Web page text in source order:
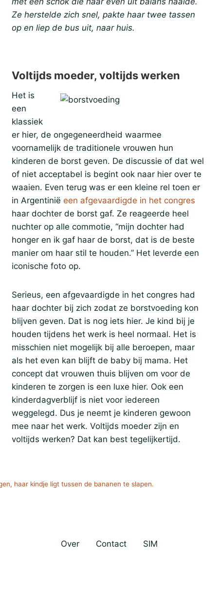
Ze herstelde zich snel, pakte haar twee tassen
op en liep de bus uit, naar huis.
Voltijds moeder, voltijds werken
Het is
een
klassiek
er hier, de ongegeneerdheid waarmee
voornamelijk de traditionele vrouwen hun
kinderen de borst geven. De discussie of dat wel
of niet acceptabel is begint ook naar hier over te
waaien. Even terug was er een kleine rel toen er
in Argentinië een afgevaardigde in het congres
haar dochter de borst gaf. Ze reageerde heel
nuchter op alle commotie, “mijn dochter had
honger en ik gaf haar de borst, dat is de beste
manier om haar stil te houden.” Het leverde een
iconische foto op.
Serieus, een afgevaardigde in het congres had
haar dochter bij zich zodat ze borstvoeding kon
blijven geven. Dat is nog iets hier. Je kind bij je
houden tijdens het werk is heel normaal. Het is
misschien niet mogelijk bij alle beroepen, maar
als het even kan blijft de baby bij mama. Het
concept dat vrouwen thuis blijven om voor de
kinderen te zorgen is een luxe hier. Ook een
kinderdagverblijf is niet voor iedereen
weggelegd. Dus je neemt je kinderen gewoon
mee naar het werk. Voltijds moeder zijn en
voltijds werken? Dat kan best tegelijkertijd.
haar kindje ligt tussen de bananen te slapen.
Over Contact SIM